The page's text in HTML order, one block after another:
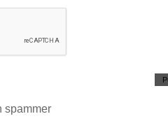
spammer